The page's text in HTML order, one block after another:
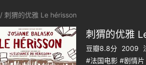
/ 刺猬的优雅 Le hérisson
刺猬的优雅
豆瓣8.8分 2009
#法国电影 #剧情